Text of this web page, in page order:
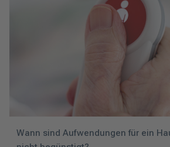
Wann sind Aufwendungen für ein